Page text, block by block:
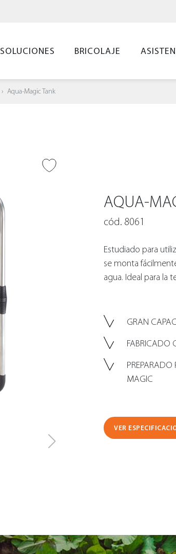
SOLUCIONES BRICOLAJE
Aqua-Magic Tank
AQUA-
cód. 8061
Estudiado para
se monta
agua. Ideal para la
GRAN
FABRICADO
MAGIC
VER